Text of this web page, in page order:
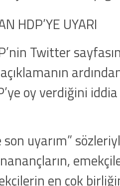
.
HDP’YE UYARI
Twitter
oy verdiğini
son uyarım”
en çok